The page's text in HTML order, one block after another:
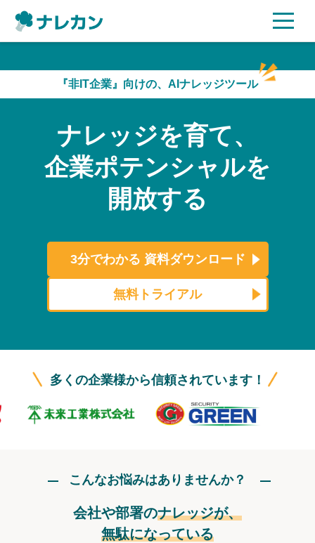
AI機能
ご利用企業様の声
セキュリティ
よくある質問
資料ダウンロード
ログイン
『非IT企業』向けの、AIナレッジツール
ナレッジを育て、
企業ポテンシャルを
開放する
3分でわかる 資料ダウンロード
無料トライアル
多くの企業様から信頼されています！
こんなお悩みはありませんか？
会社や部署のナレッジが、
無駄になっている